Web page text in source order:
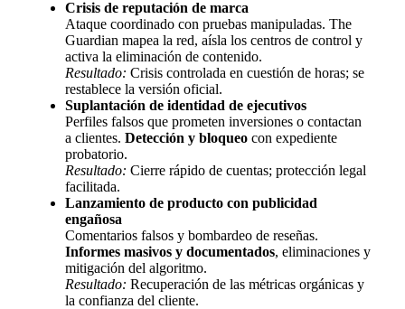
Crisis de reputación de marca
Ataque coordinado con pruebas manipuladas. The
Guardian mapea la red, aísla los centros de control y
activa la eliminación de contenido.
Resultado: Crisis controlada en cuestión de horas; se
restablece la versión oficial.
Suplantación de identidad de ejecutivos
Perfiles falsos que prometen inversiones o contactan
a clientes. Detección y bloqueo con expediente
probatorio.
Resultado: Cierre rápido de cuentas; protección legal
facilitada.
Lanzamiento de producto con publicidad
engañosa
Comentarios falsos y bombardeo de reseñas.
Informes masivos y documentados, eliminaciones y
mitigación del algoritmo.
Resultado: Recuperación de las métricas orgánicas y
la confianza del cliente.